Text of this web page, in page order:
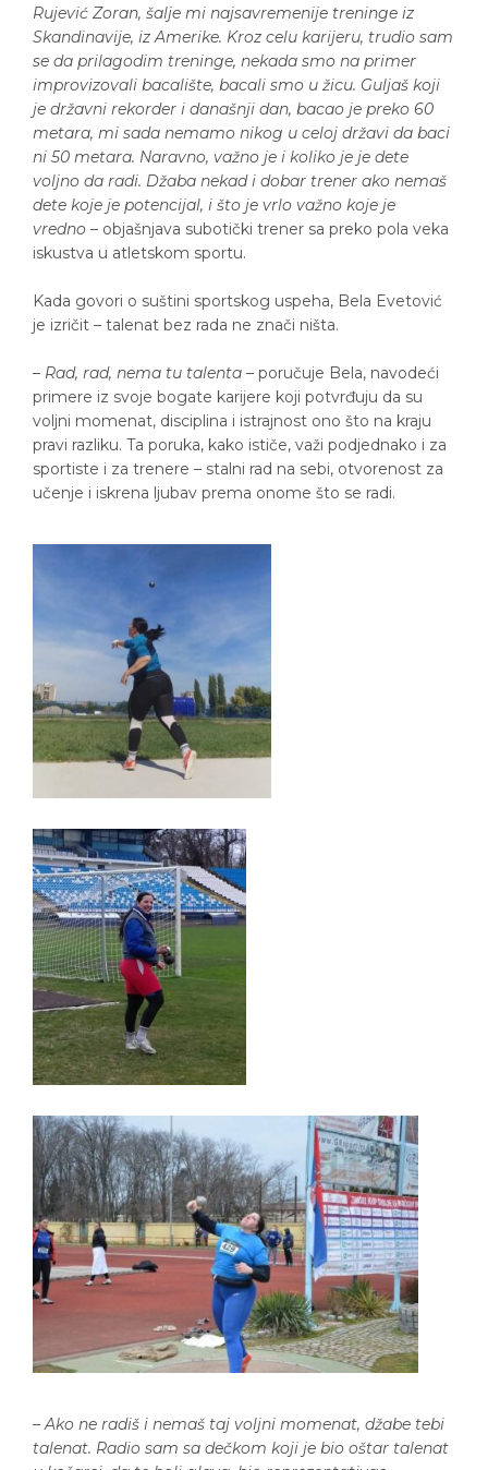
Rujević Zoran, šalje mi najsavremenije treninge iz
Skandinavije, iz Amerike. Kroz celu karijeru, trudio sam
se da prilagodim treninge, nekada smo na primer
improvizovali bacalište, bacali smo u žicu. Guljaš koji
je državni rekorder i današnji dan, bacao je preko 60
metara, mi sada nemamo nikog u celoj državi da baci
ni 50 metara. Naravno, važno je i koliko je je dete
voljno da radi. Džaba nekad i dobar trener ako nemaš
dete koje je potencijal, i što je vrlo važno koje je
vredno – objašnjava subotički trener sa preko pola veka
iskustva u atletskom sportu.
Kada govori o suštini sportskog uspeha, Bela Evetović
je izričit – talenat bez rada ne znači ništa.
– Rad, rad, nema tu talenta – poručuje Bela, navodeći
primere iz svoje bogate karijere koji potvrđuju da su
voljni momenat, disciplina i istrajnost ono što na kraju
pravi razliku. Ta poruka, kako ističe, važi podjednako i za
sportiste i za trenere – stalni rad na sebi, otvorenost za
učenje i iskrena ljubav prema onome što se radi.
–Ako ne radiš i nemaš taj voljni momenat, džabe tebi
talenat. Radio sam sa dečkom koji je bio oštar talenat